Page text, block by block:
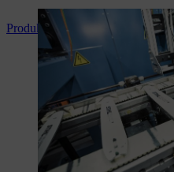
Produktionsproces: STIHL sværd